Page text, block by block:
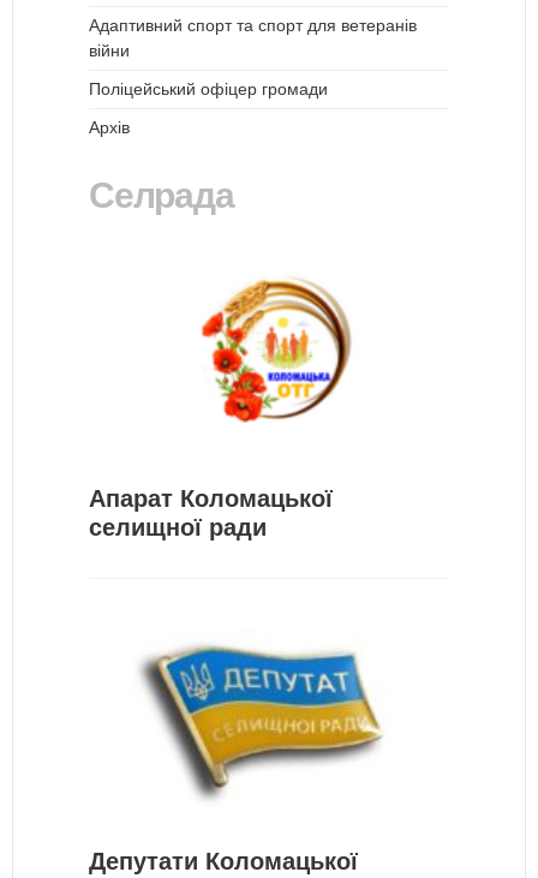
Адаптивний спорт та спорт для ветеранів
війни
Поліцейський офіцер громади
Архів
Селрада
Апарат Коломацької
селищної ради
Депутати Коломацької